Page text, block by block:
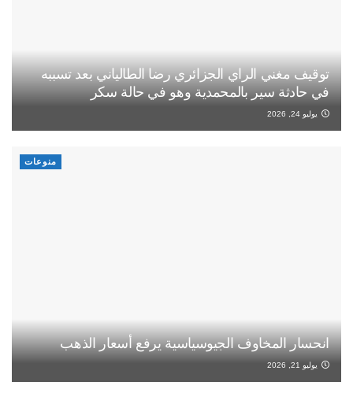
توقيف مغني الراي الجزائري رضا الطالياني بعد تسببه
في حادثة سير بالمحمدية وهو في حالة سكر
يوليو 24, 2026
منوعات
انحسار المخاوف الجيوسياسية يرفع أسعار الذهب
يوليو 21, 2026